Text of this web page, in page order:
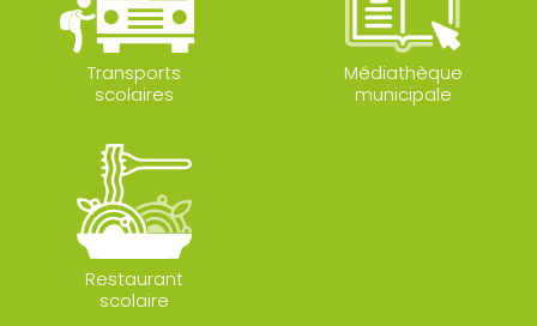
Transports
scolaires
Médiathèque
municipale
Restaurant
scolaire